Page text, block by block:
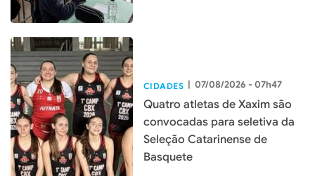
CIDADES | 07/08/2026 - 07h47
Quatro atletas de Xaxim são
convocadas para seletiva da
Seleção Catarinense de
Basquete